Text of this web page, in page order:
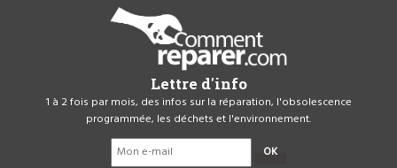
Lettre d'info
1 à 2 fois par mois, des infos sur la réparation, l'obsolescence
programmée, les déchets et l'environnement.
OK